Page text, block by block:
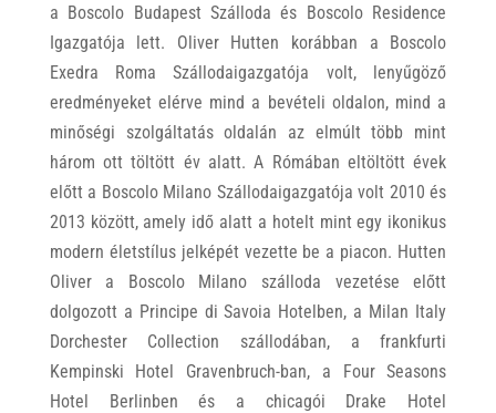
a Boscolo Budapest Szálloda és Boscolo Residence
Igazgatója lett. Oliver Hutten korábban a Boscolo
Exedra Roma Szállodaigazgatója volt, lenyűgöző
eredményeket elérve mind a bevételi oldalon, mind a
minőségi szolgáltatás oldalán az elmúlt több mint
három ott töltött év alatt. A Rómában eltöltött évek
előtt a Boscolo Milano Szállodaigazgatója volt 2010 és
2013 között, amely idő alatt a hotelt mint egy ikonikus
modern életstílus jelképét vezette be a piacon. Hutten
Oliver a Boscolo Milano szálloda vezetése előtt
dolgozott a Principe di Savoia Hotelben, a Milan Italy
Dorchester Collection szállodában, a frankfurti
Kempinski Hotel Gravenbruch-ban, a Four Seasons
Hotel Berlinben és a chicagói Drake Hotel